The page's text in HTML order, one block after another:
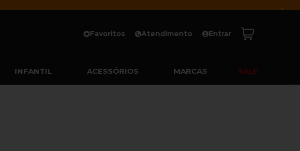
x
Favoritos Atendimento Entrar
INFANTIL ACESSÓRIOS MARCAS SALE